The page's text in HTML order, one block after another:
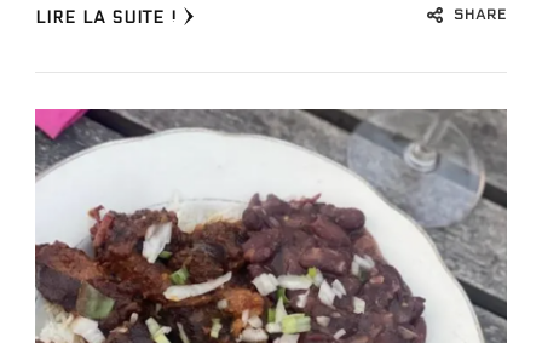
LIRE LA SUITE ! SHARE